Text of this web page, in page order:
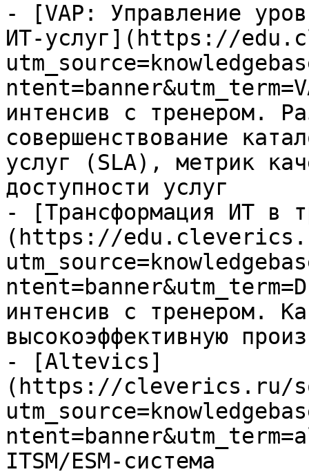
- [VAP: Управление
ИТ-услуг](https://
интенсив с тренером.
совершенствование
услуг (SLA), метрик
доступности услуг
- [Трансформация ИТ в
(https://
интенсив с тренером.
высокоэффективную
- [Altevics]
(https://cleverics.ru/
ITSM/ESM-система